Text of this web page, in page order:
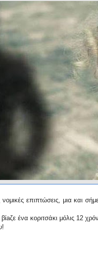
επιπτώσεις, μια και
ένα κοριτσάκι μόλις 12